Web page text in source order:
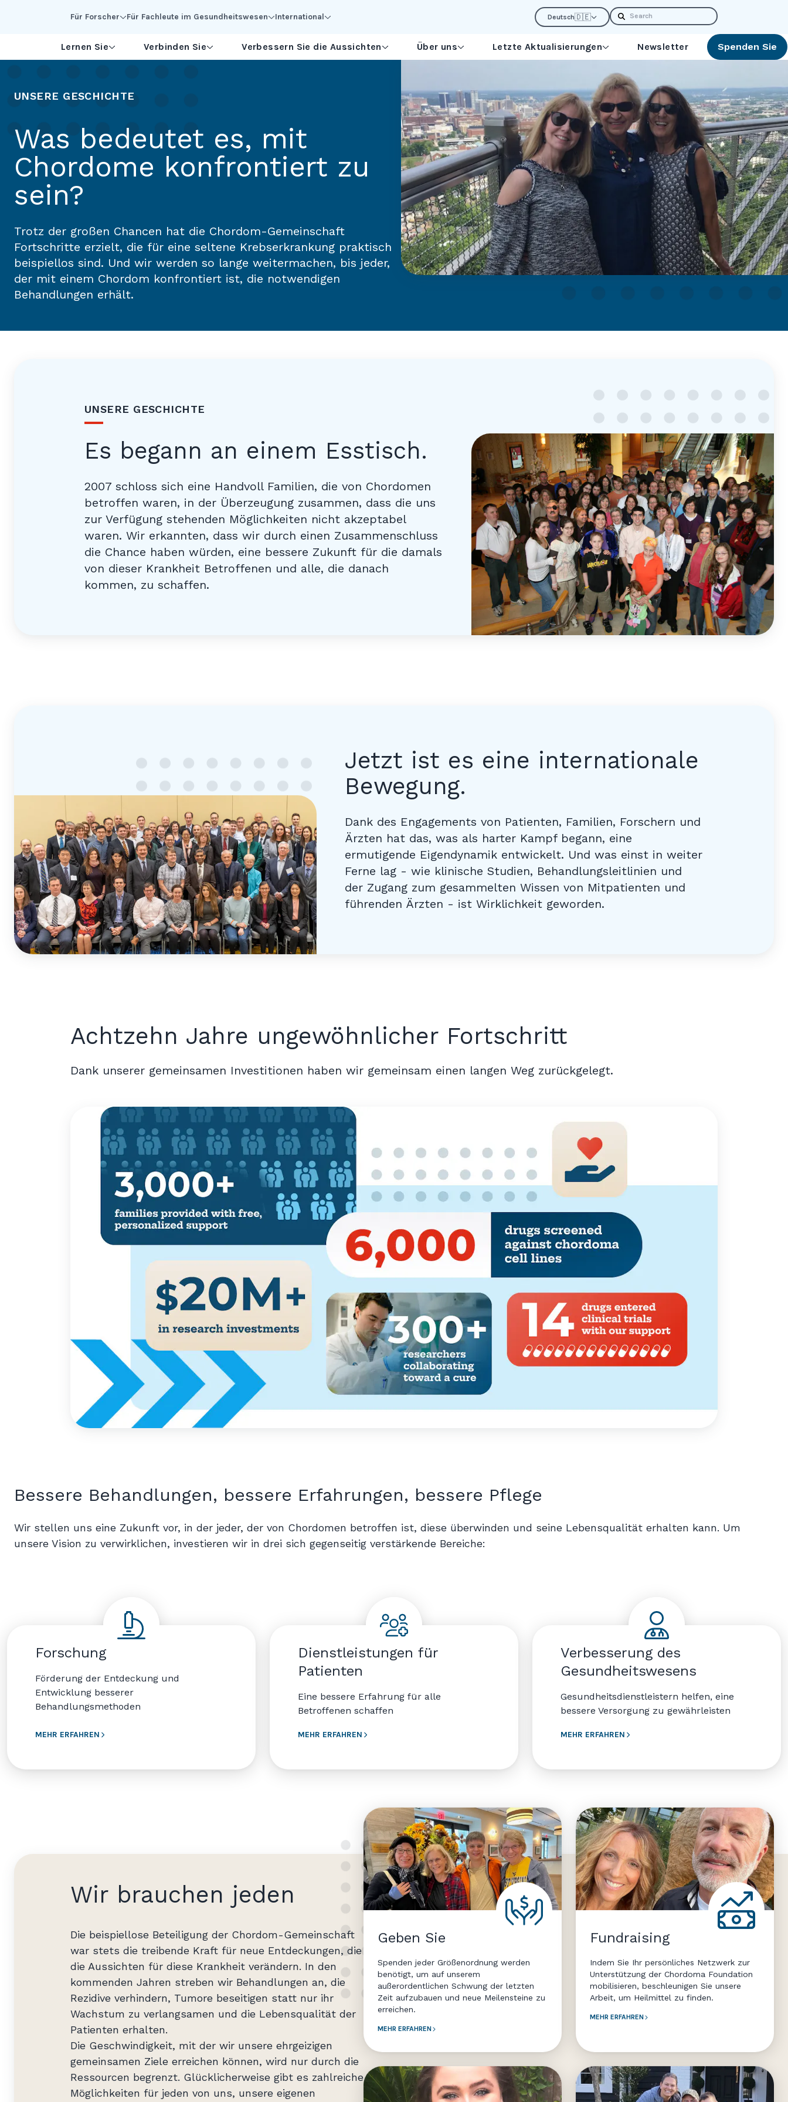
Für Forscher Für Fachleute im Gesundheitswesen International Deutsch🇩🇪 Search
Lernen Sie Verbinden Sie Verbessern Sie die Aussichten Über uns Letzte Aktualisierungen Newsletter Spenden Sie
UNSERE GESCHICHTE
Was bedeutet es, mit
Chordome konfrontiert zu
sein?
Trotz der großen Chancen hat die Chordom-Gemeinschaft
Fortschritte erzielt, die für eine seltene Krebserkrankung praktisch
beispiellos sind. Und wir werden so lange weitermachen, bis jeder,
der mit einem Chordom konfrontiert ist, die notwendigen
Behandlungen erhält.
UNSERE GESCHICHTE
Es begann an einem Esstisch.
2007 schloss sich eine Handvoll Familien, die von Chordomen
betroffen waren, in der Überzeugung zusammen, dass die uns
zur Verfügung stehenden Möglichkeiten nicht akzeptabel
waren. Wir erkannten, dass wir durch einen Zusammenschluss
die Chance haben würden, eine bessere Zukunft für die damals
von dieser Krankheit Betroffenen und alle, die danach
kommen, zu schaffen.
Jetzt ist es eine internationale
Bewegung.
Dank des Engagements von Patienten, Familien, Forschern und
Ärzten hat das, was als harter Kampf begann, eine
ermutigende Eigendynamik entwickelt. Und was einst in weiter
Ferne lag - wie klinische Studien, Behandlungsleitlinien und
der Zugang zum gesammelten Wissen von Mitpatienten und
führenden Ärzten - ist Wirklichkeit geworden.
Achtzehn Jahre ungewöhnlicher Fortschritt
Dank unserer gemeinsamen Investitionen haben wir gemeinsam einen langen Weg zurückgelegt.
Bessere Behandlungen, bessere Erfahrungen, bessere Pflege
Wir stellen uns eine Zukunft vor, in der jeder, der von Chordomen betroffen ist, diese überwinden und seine Lebensqualität erhalten kann. Um
unsere Vision zu verwirklichen, investieren wir in drei sich gegenseitig verstärkende Bereiche:
Forschung
Förderung der Entdeckung und
Entwicklung besserer
Behandlungsmethoden
MEHR ERFAHREN
Dienstleistungen für
Patienten
Eine bessere Erfahrung für alle
Betroffenen schaffen
MEHR ERFAHREN
Verbesserung des
Gesundheitswesens
Gesundheitsdienstleistern helfen, eine
bessere Versorgung zu gewährleisten
MEHR ERFAHREN
Wir brauchen jeden
Die beispiellose Beteiligung der Chordom-Gemeinschaft
war stets die treibende Kraft für neue Entdeckungen, die
die Aussichten für diese Krankheit verändern. In den
kommenden Jahren streben wir Behandlungen an, die
Rezidive verhindern, Tumore beseitigen statt nur ihr
Wachstum zu verlangsamen und die Lebensqualität der
Patienten erhalten.
Die Geschwindigkeit, mit der wir unsere ehrgeizigen
gemeinsamen Ziele erreichen können, wird nur durch die
Ressourcen begrenzt. Glücklicherweise gibt es zahlreiche
Möglichkeiten für jeden von uns, unsere eigenen
Geben Sie
Spenden jeder Größenordnung werden
benötigt, um auf unserem
außerordentlichen Schwung der letzten
Zeit aufzubauen und neue Meilensteine zu
erreichen.
MEHR ERFAHREN
Fundraising
Indem Sie Ihr persönliches Netzwerk zur
Unterstützung der Chordoma Foundation
mobilisieren, beschleunigen Sie unsere
Arbeit, um Heilmittel zu finden.
MEHR ERFAHREN